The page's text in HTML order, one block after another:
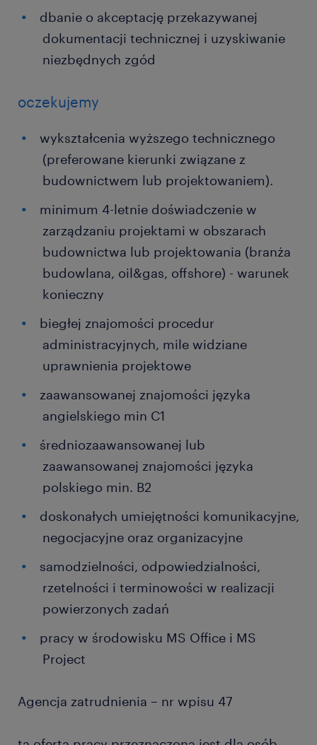
dbanie o akceptację przekazywanej
dokumentacji technicznej i uzyskiwanie
niezbędnych zgód
oczekujemy
wykształcenia wyższego technicznego
(preferowane kierunki związane z
budownictwem lub projektowaniem).
minimum 4-letnie doświadczenie w
zarządzaniu projektami w obszarach
budownictwa lub projektowania (branża
budowlana, oil&gas, offshore) - warunek
konieczny
biegłej znajomości procedur
administracyjnych, mile widziane
uprawnienia projektowe
zaawansowanej znajomości języka
angielskiego min C1
średniozaawansowanej lub
zaawansowanej znajomości języka
polskiego min. B2
doskonałych umiejętności komunikacyjne,
negocjacyjne oraz organizacyjne
samodzielności, odpowiedzialności,
rzetelności i terminowości w realizacji
powierzonych zadań
pracy w środowisku MS Office i MS
Project
Agencja zatrudnienia – nr wpisu 47